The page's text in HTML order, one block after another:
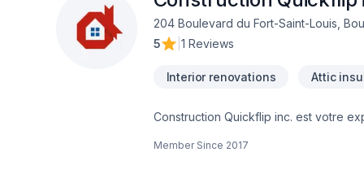
204 Boulevard du Fort-Saint-Louis,
5
1 Reviews
Interior renovations Attic
Construction Quickflip inc. est votre
Isolation, Isolation entre-toît, Isolation
Member Since 2017